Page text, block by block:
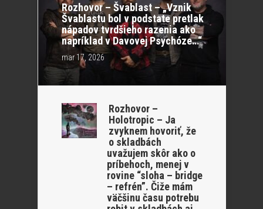
Rozhovor – Švablast – „Vznik
Švablastu bol v podstate pretlak
nápadov tvrdšieho razenia ako
napríklad v Davovej Psychóze…“
mar 17, 2026
Rozhovor –
Holotropic – Ja
zvyknem hovoriť, že
o skladbách
uvažujem skôr ako o
príbehoch, menej v
rovine “sloha – bridge
– refrén”. Čiže mám
väčšinu času potrebu